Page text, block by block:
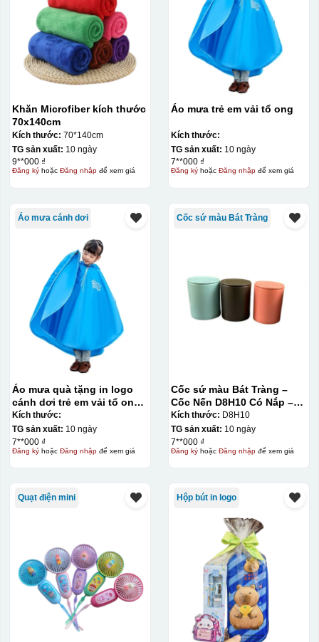
Kiểu hộp:
Hộp xi lót lụa
Hộp xi ấm chén
Khăn Microfiber kích thước
70x140cm
Kích thước: 70*140cm
TG sản xuất: 10 ngày
9**000 ₫
Đăng kýhoặc Đăng nhậpđể xem giá
Áo mưa trẻ em vải tổ ong
Kích thước:
TG sản xuất: 10 ngày
7**000 ₫
Đăng kýhoặc Đăng nhậpđể xem giá
Áo mưa cánh dơi
Áo mưa quà tặng in logo
cánh dơi trẻ em vải tổ ong
KQ-AM11
Kích thước:
TG sản xuất: 10 ngày
7**000 ₫
Đăng kýhoặc Đăng nhậpđể xem giá
Cốc sứ màu Bát Tràng
Cốc sứ màu Bát Tràng –
Cốc Nến D8H10 Có Nắp –
Màu Mát
Kích thước: D8H10
TG sản xuất: 10 ngày
7**000 ₫
Đăng kýhoặc Đăng nhậpđể xem giá
Quạt điện mini Hộp bút in logo